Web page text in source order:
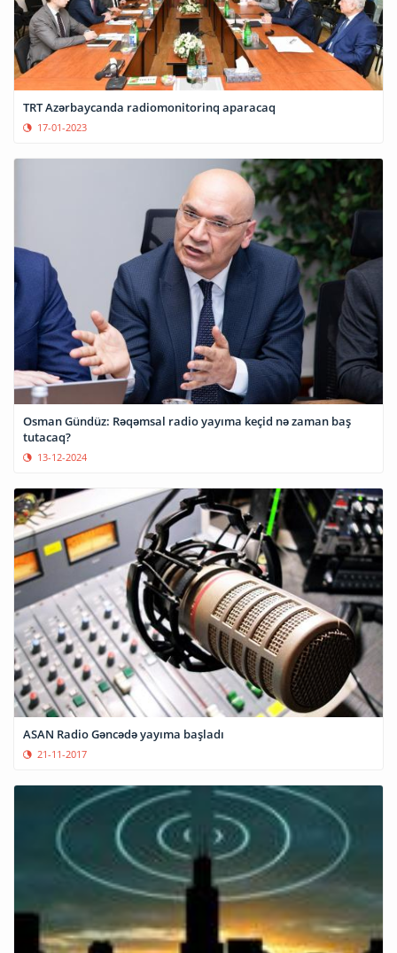
TRT Azərbaycanda radiomonitorinq aparacaq
17-01-2023
Osman Gündüz: Rəqəmsal radio yayıma keçid nə zaman baş
tutacaq?
13-12-2024
ASAN Radio Gəncədə yayıma başladı
21-11-2017